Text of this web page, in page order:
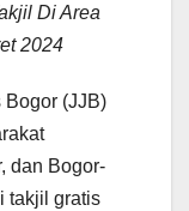
Di Area
2024
(JJB)
dan Bogor-
takjil gratis